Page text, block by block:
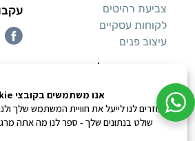
צביעת רהיטים
לקוחות עסקיים
עיצוב פנים
עיצוב דירות למכירה:
קנייה מאובטחת